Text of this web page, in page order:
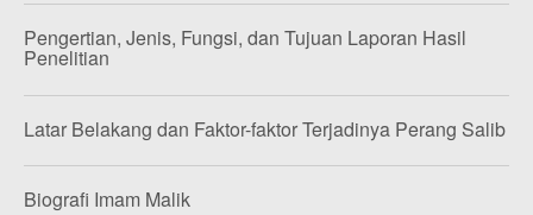
Pengertian, Jenis, Fungsi, dan Tujuan Laporan Hasil
Penelitian
Latar Belakang dan Faktor-faktor Terjadinya Perang Salib
Biografi Imam Malik